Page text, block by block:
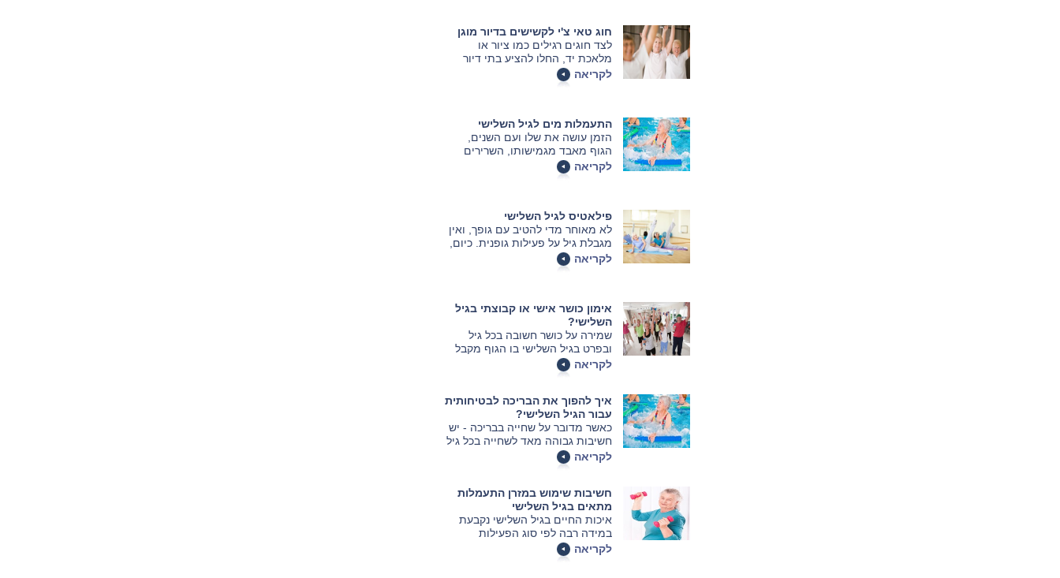
ליפול ולהיפגע.
חוג טאי צ'י לקשישים בדיור מוגן
לצד חוגים רגילים כמו ציור או
מלאכת יד, החלו להציע בתי דיור
מוגן גם חוגים נוספים שמתאימים
לקשישים. אחד החוגים הללו נקרא
התועלות.
לקריאה
התעמלות מים לגיל השלישי
הזמן עושה את שלו ועם השנים,
הגוף מאבד מגמישותו, השרירים
כואבים יותר ותוך פרק זמן קצר יותר.
מנגד, יש חשיבות רבה להתעמלות
לקריאה
פילאטיס לגיל השלישי
לא מאוחר מדי להטיב עם גופך, ואין
מגבלת גיל על פעילות גופנית. כיום,
קוראת הרפואה לאוכלוסיית הגיל
השלישי לעסוק בפעילות גופנית
לקריאה
אימון כושר אישי או קבוצתי בגיל
השלישי?
שמירה על כושר חשובה בכל גיל
ובפרט בגיל השלישי בו הגוף מקבל
צורה אחרת ועל מנת לשמור עליו לא
רק אכילה חשובה אלא גם כושר גופני
זאת ללא פגיעה במערכות אחרות
בגוף.
לקריאה
איך להפוך את הבריכה לבטיחותית
עבור הגיל השלישי?
כאשר מדובר על שחייה בבריכה - יש
חשיבות גבוהה מאד לשחייה בכל גיל
ובפרט בגיל השלישי ואנשים
מבוגרים רבים אכן ממשיכים
לקריאה
חשיבות שימוש במזרן התעמלות
מתאים בגיל השלישי
איכות החיים בגיל השלישי נקבעת
במידה רבה לפי סוג הפעילות
הגופנית שמבוצעת על ידי גברים
ונשים. את הפעילות כדאי לערוך על
לקריאה